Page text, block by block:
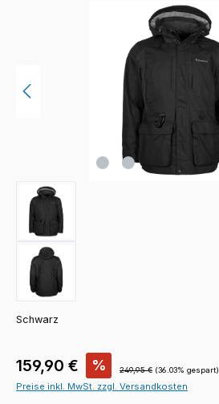
Schwarz
Verkaufspreis:
159,90 € % Regulärer Preis:
249,95 € (36.03% gespart)
Preise inkl. MwSt. zzgl. Versandkosten